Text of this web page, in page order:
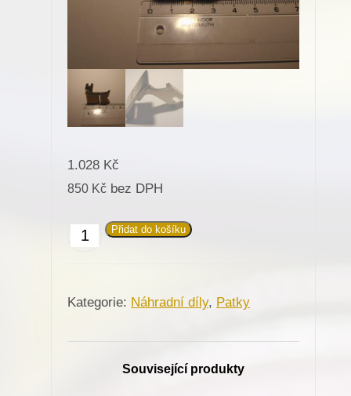
1.028 Kč
850 Kč bez DPH
Patka
Minerva
Přidat do košíku
Kategorie: Náhradní díly, Patky
Související produkty